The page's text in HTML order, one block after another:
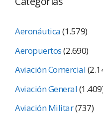
Aeronáutica(1.579)
Aeropuertos(2.690)
Aviación Comercial
Aviación General
Aviación Militar(737)